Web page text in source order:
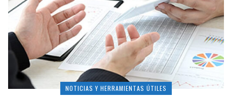
NOTICIAS Y HERRAMIENTAS ÚTILES